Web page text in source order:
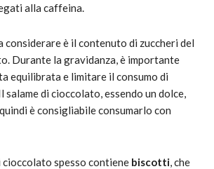
alla caffeina.
considerare è il contenuto di zuccheri del
Durante la gravidanza, è importante
equilibrata e limitare il consumo di
salame di cioccolato, essendo un dolce,
è consigliabile consumarlo con
cioccolato spesso contiene biscotti, che